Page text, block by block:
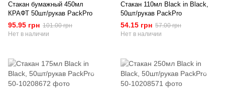
Стакан бумажный 450мл
КРАФТ 50шт/рукав PackPro
95.95 грн 101.00 грн
Нет в наличии
Стакан 110мл Black in Black,
50шт/рукав PackPro
54.15 грн 57.00 грн
Нет в наличии